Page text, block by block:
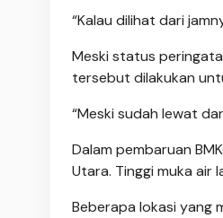
“Kalau dilihat dari
Meski status
tersebut dilakukan
“Meski sudah lewat
Dalam pembaruan
Utara. Tinggi muka
Beberapa lokasi yang